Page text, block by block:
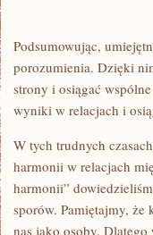
Podsumowując,
porozumienia. Dzięki
strony i osiągać
wyniki w⁢ relacjach i
W tych trudnych
harmonii w relacjach
harmonii”
sporów. Pamiętajmy,
nas jako osoby.